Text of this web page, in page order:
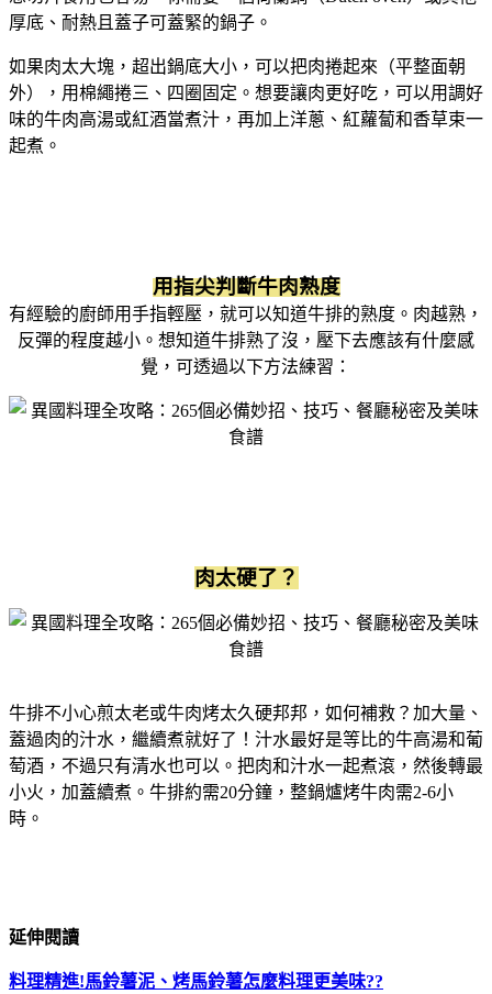
厚底、耐熱且蓋子可蓋緊的鍋子。
如果肉太大塊，超出鍋底大小，可以把肉捲起來（平整面朝
外），用棉繩捲三、四圈固定。想要讓肉更好吃，可以用調好
味的牛肉高湯或紅酒當煮汁，再加上洋蔥、紅蘿蔔和香草束一
起煮。
用指尖判斷牛肉熟度
有經驗的廚師用手指輕壓，就可以知道牛排的熟度。肉越熟，
反彈的程度越小。想知道牛排熟了沒，壓下去應該有什麼感
覺，可透過以下方法練習：
肉太硬了？
牛排不小心煎太老或牛肉烤太久硬邦邦，如何補救？加大量、
蓋過肉的汁水，繼續煮就好了！汁水最好是等比的牛高湯和葡
萄酒，不過只有清水也可以。把肉和汁水一起煮滾，然後轉最
小火，加蓋續煮。牛排約需20分鐘，整鍋爐烤牛肉需2-6小
時。
延伸閱讀
料理精進!馬鈴薯泥、烤馬鈴薯怎麼料理更美味??